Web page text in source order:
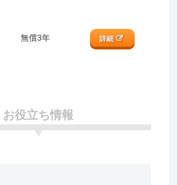
無償3年 詳細
お役立ち情報